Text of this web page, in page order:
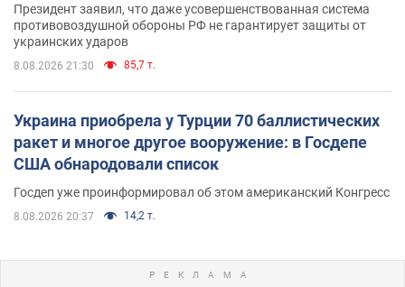
Президент заявил, что даже усовершенствованная система
противовоздушной обороны РФ не гарантирует защиты от
украинских ударов
8.08.2026 21:30 85,7 т.
Украина приобрела у Турции 70 баллистических
ракет и многое другое вооружение: в Госдепе
США обнародовали список
Госдеп уже проинформировал об этом американский Конгресс
8.08.2026 20:37 14,2 т.